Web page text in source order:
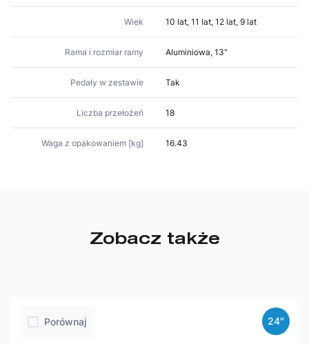
Wiek 10 lat, 11 lat, 12 lat, 9 lat
Rama i rozmiar ramy Aluminiowa, 13"
Pedały w zestawie Tak
Liczba przełożeń 18
Waga z opakowaniem [kg] 16.43
Zobacz także
Porównaj 24″